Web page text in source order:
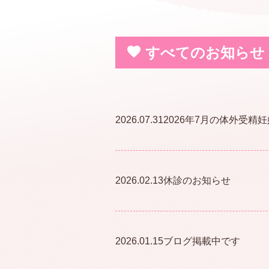
すべてのお知らせ
2026.07.312026年7月の体外受精
2026.02.13休診のお知らせ
2026.01.15ブログ掲載中です